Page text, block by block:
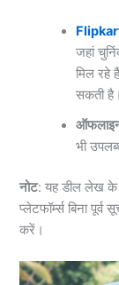
जहां
मिल रहे
सकती है।
ऑफलाइन
भी
नोट: यह डील लेख के
प्लेटफॉर्म्स बिना
करें।